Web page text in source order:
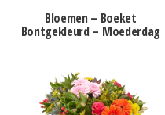
Bloemen – Boeket
Bontgekleurd – Moederdag